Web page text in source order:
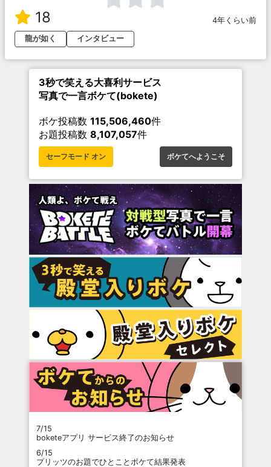
18
4年くらい前
龍が如く
インタビュー
3秒で笑える大喜利サービス
写真で一言ボケて(bokete)
ボケ投稿数 115,506,460件
お題投稿数 8,107,057件
セーフモード オン ボケてへようこそ
7/15
boketeアプリ サービス終了のお知らせ
6/15
プリッツのお題でひとことボケて結果発表